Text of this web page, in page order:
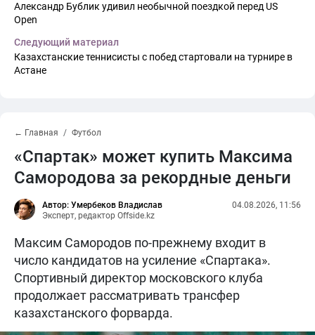
Александр Бублик удивил необычной поездкой перед US
Open
Следующий материал
Казахстанские теннисисты с побед стартовали на турнире в
Астане
← Главная Футбол
«Спартак» может купить Максима
Самородова за рекордные деньги
Автор: Умербеков Владислав
Эксперт, редактор Offside.kz
04.08.2026, 11:56
Максим Самородов по-прежнему входит в
число кандидатов на усиление «Спартака».
Спортивный директор московского клуба
продолжает рассматривать трансфер
казахстанского форварда.